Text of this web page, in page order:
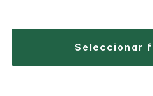
seleccionar